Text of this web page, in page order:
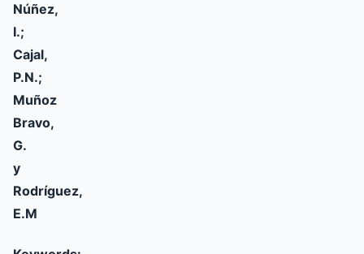
Núñez,
I.;
Cajal,
P.N.;
Muñoz
Bravo,
G.
y
Rodríguez,
E.M